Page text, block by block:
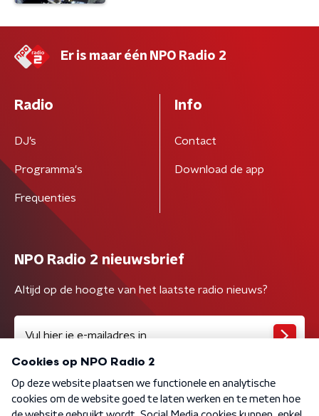
Er is maar één NPO Radio 2
Radio
DJ’s
Programma's
Frequenties
Info
Contact
Download de app
NPO Radio 2 nieuwsbrief
Altijd op de hoogte van het laatste radio nieuws?